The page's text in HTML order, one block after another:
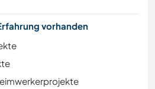
AKTIVITÄTENvorhanden